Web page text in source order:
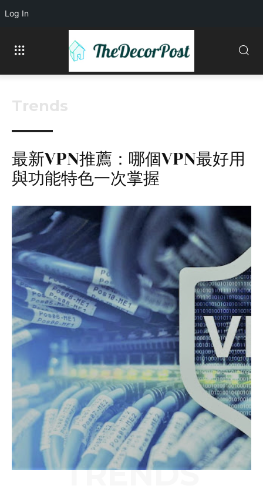
Trends
最新VPN推薦：哪個VPN最好用
與功能特色一次掌握
TRENDS
Log In